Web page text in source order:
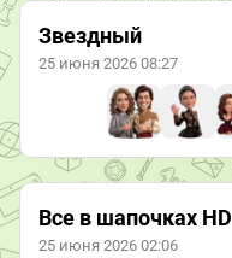
Звездный
25 июня 2026 08:27
Все в шапочках HD
25 июня 2026 02:06